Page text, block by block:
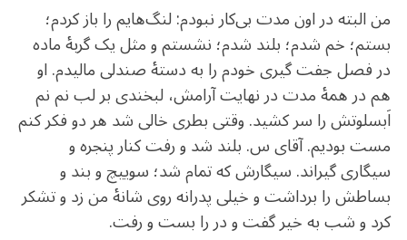
من البته در اون مدت بی‌کار نبودم: لنگ‌هایم را باز کردم؛
بستم؛ خم شدم؛ بلند شدم؛ نشستم و مثل یک گربهٔ ماده
در فصل جفت گیری خودم را به دستهٔ صندلی مالیدم. او
هم در همهٔ مدت در ‌‌نهایت آرامش، لبخندی بر لب نم نم
اَبسلوتش را سر کشید. وقتی بطری خالی شد هر دو فکر کنم
مست بودیم. آقای س. بلند شد و رفت کنار پنجره و
سیگاری گیراند. سیگارش که تمام شد؛ سوییچ و بند و
بساطش را برداشت و خیلی پدرانه روی شانهٔ من زد و تشکر
کرد و شب به خیر گفت و در را بست و رفت.